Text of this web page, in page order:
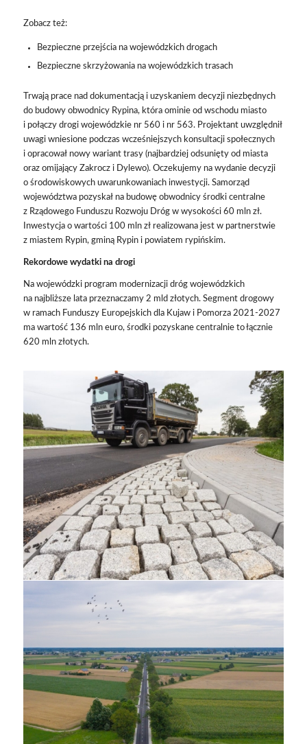
Zobacz też:
Bezpieczne przejścia na wojewódzkich drogach
Bezpieczne skrzyżowania na wojewódzkich trasach
Trwają prace nad dokumentacją i uzyskaniem decyzji niezbędnych
do budowy obwodnicy Rypina, która ominie od wschodu miasto
i połączy drogi wojewódzkie nr 560 i nr 563. Projektant uwzględnił
uwagi wniesione podczas wcześniejszych konsultacji społecznych
i opracował nowy wariant trasy (najbardziej odsunięty od miasta
oraz omijający Zakrocz i Dylewo). Oczekujemy na wydanie decyzji
o środowiskowych uwarunkowaniach inwestycji. Samorząd
województwa pozyskał na budowę obwodnicy środki centralne
z Rządowego Funduszu Rozwoju Dróg w wysokości 60 mln zł.
Inwestycja o wartości 100 mln zł realizowana jest w partnerstwie
z miastem Rypin, gminą Rypin i powiatem rypińskim.
Rekordowe wydatki na drogi
Na wojewódzki program modernizacji dróg wojewódzkich
na najbliższe lata przeznaczamy 2 mld złotych. Segment drogowy
w ramach Funduszy Europejskich dla Kujaw i Pomorza 2021-2027
ma wartość 136 mln euro, środki pozyskane centralnie to łącznie
620 mln złotych.